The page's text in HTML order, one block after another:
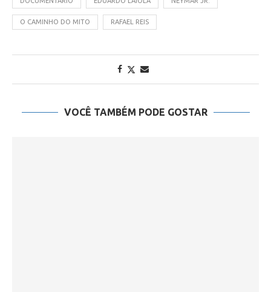
O CAMINHO DO MITO RAFAEL REIS
VOCÊ TAMBÉM PODE GOSTAR